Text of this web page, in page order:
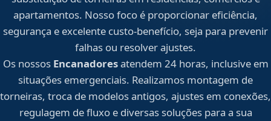
apartamentos. Nosso foco é proporcionar eficiência,
segurança e excelente custo-benefício, seja para prevenir
falhas ou resolver ajustes.
Os nossos Encanadoresatendem 24 horas, inclusive em
situações emergenciais. Realizamos montagem de
torneiras, troca de modelos antigos, ajustes em conexões,
regulagem de fluxo e diversas soluções para a sua